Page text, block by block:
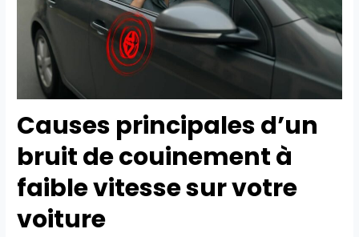
Causes principales d’un
bruit de couinement à
faible vitesse sur votre
voiture